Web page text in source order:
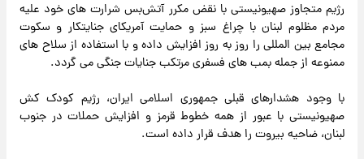
رژیم متجاوز صهیونیستی با نقض مکرر آتش‌بس شرارت های خود علیه
مردم مظلوم لبنان با چراغ سبز و حمایت آمریکای جنایتکار و سکوت
مجامع بین المللی را روز به روز افزایش داده و با استفاده از سلاح های
ممنوعه از جمله بمب های فسفری مرتکب جنایات جنگی می گردد.
با وجود هشدارهای قبلی جمهوری اسلامی ایران، رژیم کودک کش
صهیونیستی با عبور از همه خطوط قرمز و افزایش حملات در جنوب
لبنان، ضاحیه بیروت را هدف قرار داده است.